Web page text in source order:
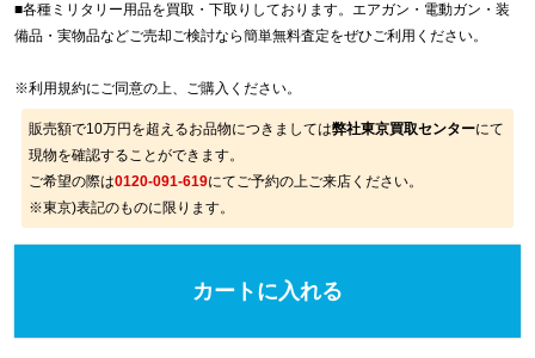
■各種ミリタリー用品を買取・下取りしております。エアガン・電動ガン・装
備品・実物品などご売却ご検討なら簡単無料査定をぜひご利用ください。
※利用規約にご同意の上、ご購入ください。
販売額で10万円を超えるお品物につきましては弊社東京買取センターにて
現物を確認することができます。
ご希望の際は0120-091-619にてご予約の上ご来店ください。
※東京)表記のものに限ります。
カートに入れる